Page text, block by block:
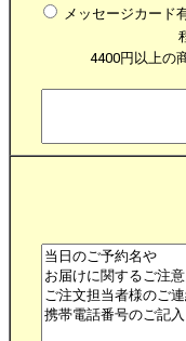
メッセージカード
4400円以上の